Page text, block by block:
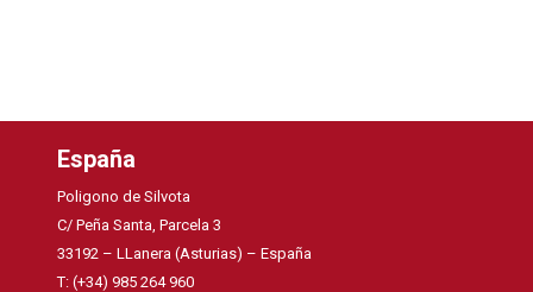
España
Poligono de Silvota
C/ Peña Santa, Parcela 3
33192 – LLanera (Asturias) – España
T: (+34) 985 264 960